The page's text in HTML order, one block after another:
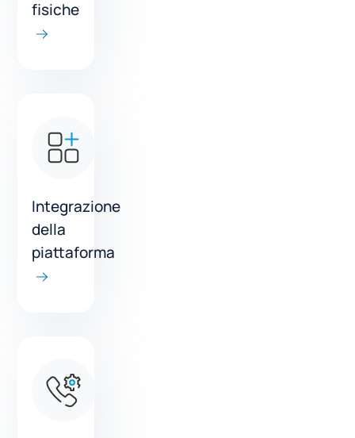
fisiche
Integrazione
della
piattaforma